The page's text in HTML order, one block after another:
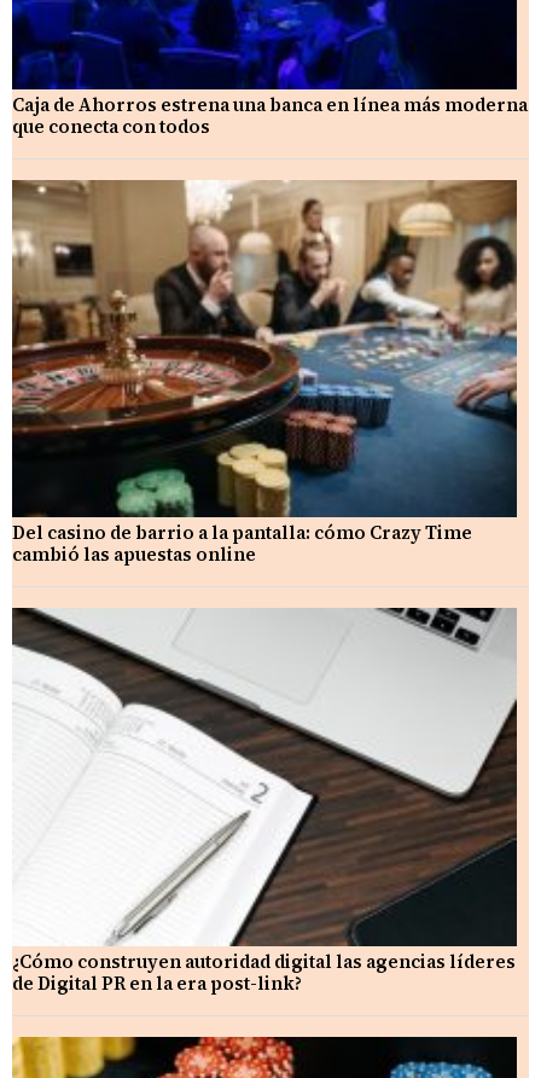
Caja de Ahorros estrena una banca en línea más moderna
que conecta con todos
Del casino de barrio a la pantalla: cómo Crazy Time
cambió las apuestas online
¿Cómo construyen autoridad digital las agencias líderes
de Digital PR en la era post-link?